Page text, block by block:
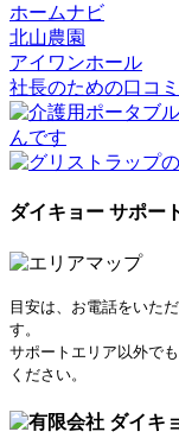
ホームナビ
北山農園
アイワンホール
社長のための口コ
ダイキョー サポー
目安は、お電話をいた
す。
サポートエリア以外で
ください。